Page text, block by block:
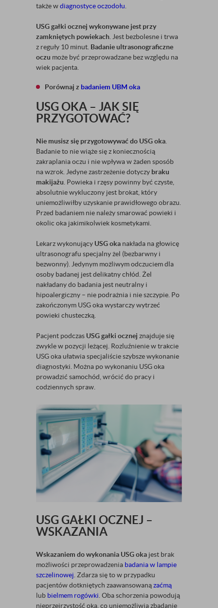
także wdiagnostyce oczodołu
USG gałki ocznej wykonywane jest przy
zamkniętych powiekach . Jest bezbolesne i trwa
z reguły 10 minut. Badanie ultrasonograficzne
oczu może być przeprowadzane bez względu na
wiek pacjenta.
Porównaj z badaniem UBM oka
USG OKA – JAK SIĘ
PRZYGOTOWAĆ?
Nie musisz się przygotowywać do USG oka
Badanie to nie wiąże się z koniecznością
zakraplania oczu i nie wpływa w żaden sposób
na wzrok. Jedyne zastrzeżenie dotyczy braku
makijażu . Powieka i rzęsy powinny być czyste,
absolutnie wykluczony jest brokat, który
uniemożliwiłby uzyskanie prawidłowego obrazu.
Przed badaniem nie należy smarować powieki i
okolic oka jakimikolwiek kosmetykami.
Lekarz wykonujący USG oka nakłada na głowicę
ultrasonografu specjalny żel (bezbarwny i
bezwonny). Jedynym możliwym odczuciem dla
osoby badanej jest delikatny chłód. Żel
nakładany do badania jest neutralny i
hipoalergiczny – nie podrażnia i nie szczypie. Po
zakończonym USG oka wystarczy wytrzeć
powieki chusteczką.
Pacjent podczas USG gałki ocznej znajduje się
zwykle w pozycji leżącej. Rozluźnienie w trakcie
USG oka ułatwia specjaliście szybsze wykonanie
diagnostyki. Można po wykonaniu USG oka
prowadzić samochód, wrócić do pracy i
codziennych spraw.
USG GAŁKI OCZNEJ –
WSKAZANIA
Wskazaniem do wykonania USG oka jest brak
możliwości przeprowadzenia badania w lampie
szczelinowej . Zdarza się to w przypadku
pacjentów dotkniętych zaawansowanązaćmą
lub bielmem rogówki . Oba schorzenia powodują
nieprzejrzystość oka, co uniemożliwia zbadanie